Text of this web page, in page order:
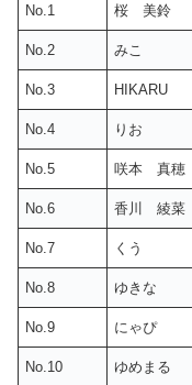
No.1 桜 美鈴
No.2 みこ
No.3 HIKARU
No.4 りお
No.5 咲本 真穂
No.6 香川 綾菜
No.7 くう
No.8 ゆきな
No.9 にゃぴ
No.10 ゆめまる